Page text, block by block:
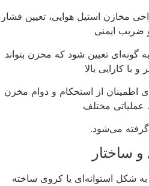
مخازن استیل هوایی، تعیین فشار
ضریب ایمنی
تعیین شود که مخزن بتواند
با کارایی بالا
از استحکام و دوام مخزن
مختلف
می‌شود.
ساختار
شکل استوانه‌ای یا کروی ساخته